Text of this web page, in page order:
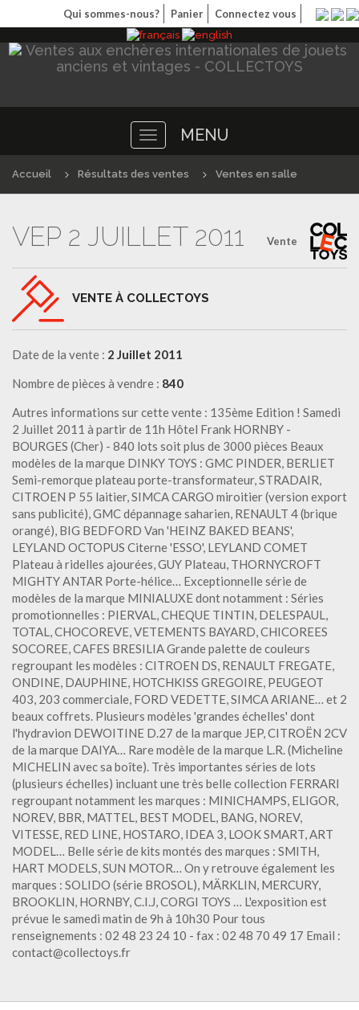
Qui sommes-nous? Panier Connectez vous
Toggle
navigation
MENU
Accueil Résultats des ventes Ventes en salle
Vente
VEP 2 JUILLET 2011
VENTE À COLLECTOYS
Date de la vente : 2 Juillet 2011
Nombre de pièces à vendre : 840
Autres informations sur cette vente : 135ème Edition ! Samedi
2 Juillet 2011 à partir de 11h Hôtel Frank HORNBY -
BOURGES (Cher) - 840 lots soit plus de 3000 pièces Beaux
modèles de la marque DINKY TOYS : GMC PINDER, BERLIET
Semi-remorque plateau porte-transformateur, STRADAIR,
CITROEN P 55 laitier, SIMCA CARGO miroitier (version export
sans publicité), GMC dépannage saharien, RENAULT 4 (brique
orangé), BIG BEDFORD Van 'HEINZ BAKED BEANS',
LEYLAND OCTOPUS Citerne 'ESSO', LEYLAND COMET
Plateau à ridelles ajourées, GUY Plateau, THORNYCROFT
MIGHTY ANTAR Porte-hélice… Exceptionnelle série de
modèles de la marque MINIALUXE dont notamment : Séries
promotionnelles : PIERVAL, CHEQUE TINTIN, DELESPAUL,
TOTAL, CHOCOREVE, VETEMENTS BAYARD, CHICOREES
SOCOREE, CAFES BRESILIA Grande palette de couleurs
regroupant les modèles : CITROEN DS, RENAULT FREGATE,
ONDINE, DAUPHINE, HOTCHKISS GREGOIRE, PEUGEOT
403, 203 commerciale, FORD VEDETTE, SIMCA ARIANE… et 2
beaux coffrets. Plusieurs modèles 'grandes échelles' dont
l'hydravion DEWOITINE D.27 de la marque JEP, CITROËN 2CV
de la marque DAIYA… Rare modèle de la marque L.R. (Micheline
MICHELIN avec sa boîte). Très importantes séries de lots
(plusieurs échelles) incluant une très belle collection FERRARI
regroupant notamment les marques : MINICHAMPS, ELIGOR,
NOREV, BBR, MATTEL, BEST MODEL, BANG, NOREV,
VITESSE, RED LINE, HOSTARO, IDEA 3, LOOK SMART, ART
MODEL… Belle série de kits montés des marques : SMITH,
HART MODELS, SUN MOTOR… On y retrouve également les
marques : SOLIDO (série BROSOL), MÄRKLIN, MERCURY,
BROOKLIN, HORNBY, C.I.J, CORGI TOYS … L'exposition est
prévue le samedi matin de 9h à 10h30 Pour tous
renseignements : 02 48 23 24 10 - fax : 02 48 70 49 17 Email :
contact@collectoys.fr